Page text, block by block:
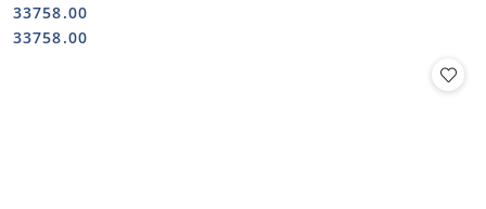
Cena:
33758.00
Cena:
33758.00